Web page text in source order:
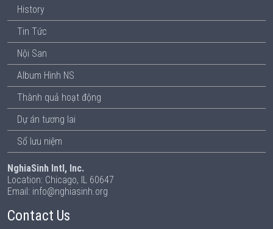
History
Tin Tức
Nội San
Album Hình NS
Thành quả hoạt động
Dự án tương lai
Sổ lưu niệm
NghiaSinh Intl, Inc.
Location: Chicago, IL 60647
Email: info@nghiasinh.org
Contact Us